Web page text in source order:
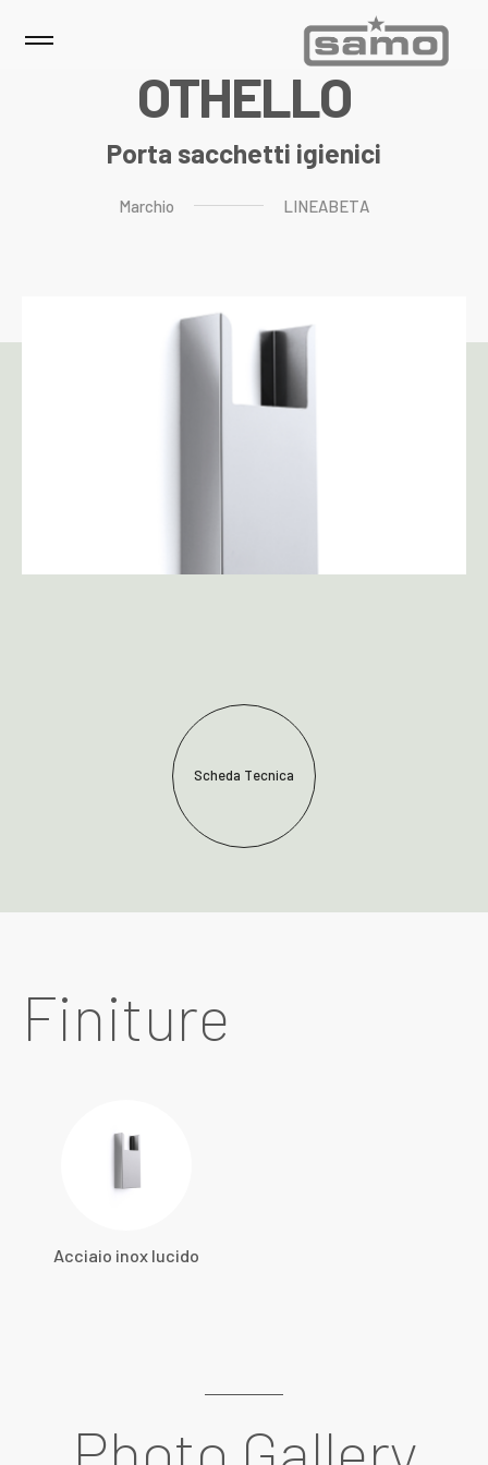
OTHELLO
Porta sacchetti igienici
Marchio LINEABETA
Scheda Tecnica
Finiture
Acciaio inox lucido